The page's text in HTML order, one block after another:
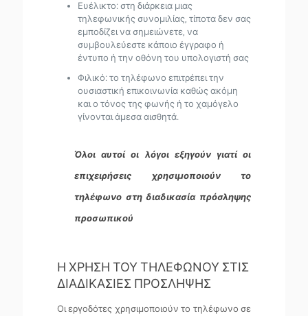
Ευέλικτο: στη διάρκεια μιας
τηλεφωνικής συνομιλίας, τίποτα δεν σας
εμποδίζει να σημειώνετε, να
συμβουλεύεστε κάποιο έγγραφο ή
έντυπο ή την οθόνη του υπολογιστή σας
Φιλικό: το τηλέφωνο επιτρέπει την
ουσιαστική επικοινωνία καθώς ακόμη
και ο τόνος της φωνής ή το χαμόγελο
γίνονται άμεσα αισθητά.
Όλοι αυτοί οι λόγοι εξηγούν γιατί οι
επιχειρήσεις χρησιμοποιούν το
τηλέφωνο στη διαδικασία πρόσληψης
προσωπικού
Η ΧΡΗΣΗ ΤΟΥ ΤΗΛΕΦΩΝΟΥ ΣΤΙΣ
ΔΙΑΔΙΚΑΣΙΕΣ ΠΡΟΣΛΗΨΗΣ
Οι εργοδότες χρησιμοποιούν το τηλέφωνο σε